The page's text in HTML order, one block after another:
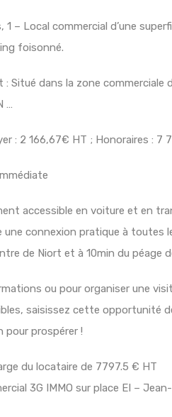
1 – Local commercial d’une
foisonné.
: Situé dans la zone commerciale
…
: 2 166,67€ HT ; Honoraires :
accessible en voiture et en
connexion pratique à toutes
de Niort et à 10min du péage
ou pour organiser une
saisissez cette opportunité
pour prospérer !
du locataire de 7797.5 € HT
3G IMMO sur place EI –